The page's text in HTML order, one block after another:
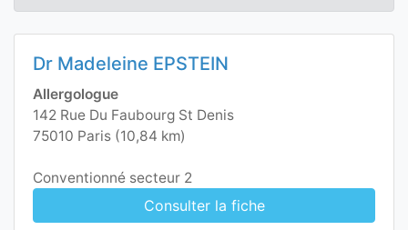
Dr Madeleine EPSTEIN
Allergologue
142 Rue Du Faubourg St Denis
75010 Paris (10,84 km)
Conventionné secteur 2
Consulter la fiche